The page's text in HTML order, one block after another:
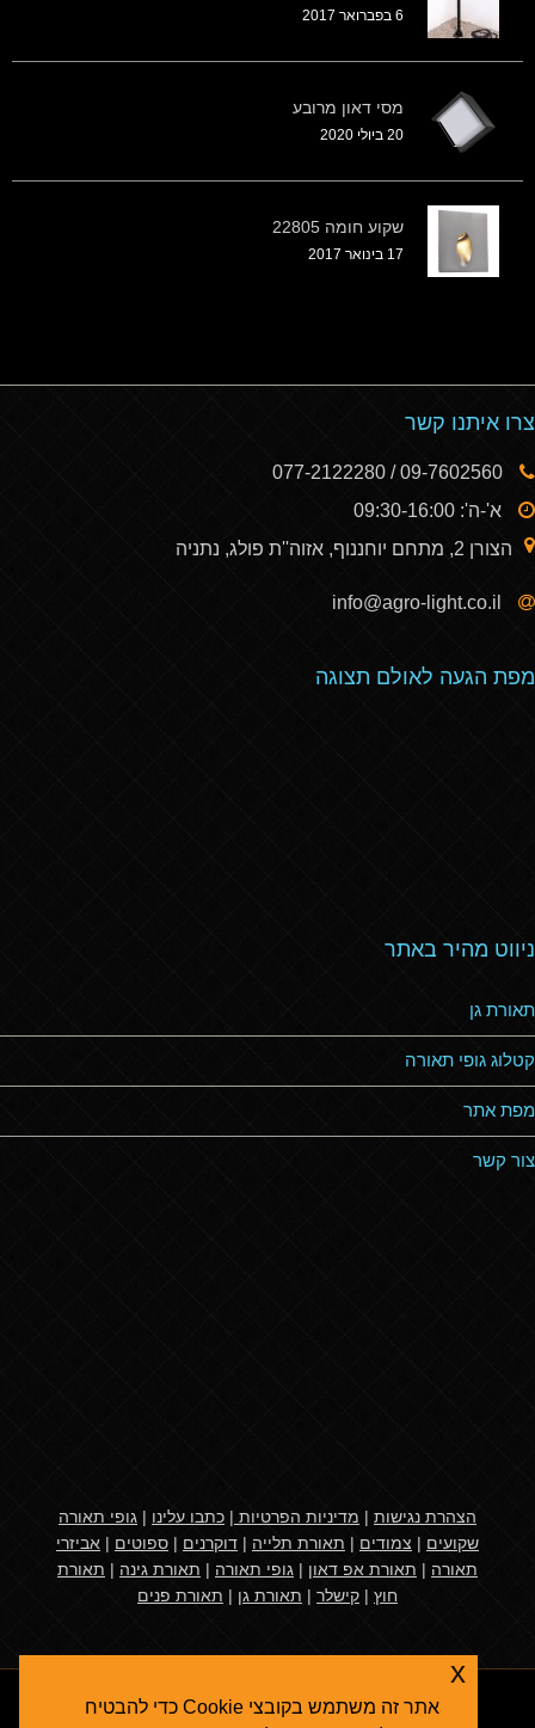
6 בפברואר 2017
מסי דאון מרובע
20 ביולי 2020
שקוע חומה 22805
17 בינואר 2017
צרו איתנו קשר
א'-ה': 09:30-16:00
הצורן 2, מתחם יוחננוף, אזוה''ת פולג, נתניה
מפת הגעה לאולם תצוגה
ניווט מהיר באתר
תאורת גן
קטלוג גופי תאורה
מפת אתר
צור קשר
הצהרת נגישות | מדיניות הפרטיות | כתבו עלינו | גופי תאורה
שקועים | צמודים | תאורת תלייה | דוקרנים | ספוטים | אביזרי
תאורה | תאורת אפ דאון | גופי תאורה | תאורת גינה | תאורת
חוץ | קישלר | תאורת גן | תאורת פנים
אתר זה משתמש בקובצי Cookie כדי להבטיח
x